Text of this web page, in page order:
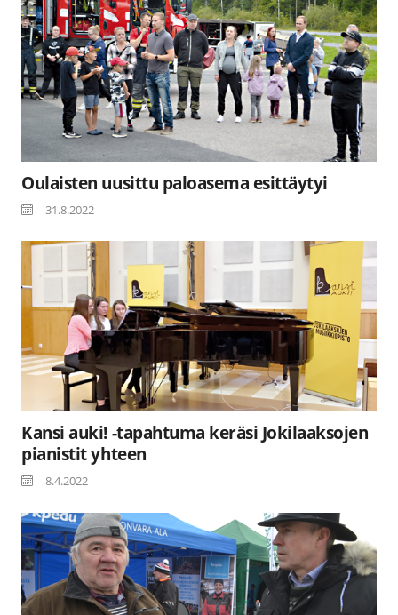
Oulaisten uusittu paloasema esittäytyi
31.8.2022
Kansi auki! -tapahtuma keräsi Jokilaaksojen
pianistit yhteen
8.4.2022